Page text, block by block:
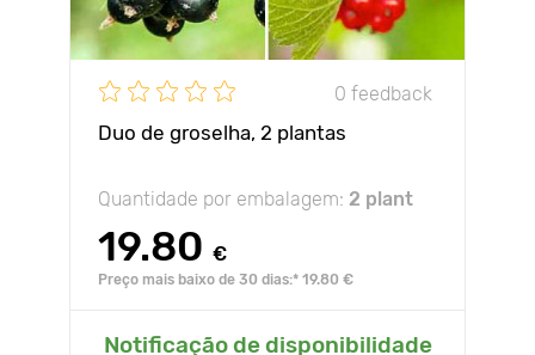
0 feedback
Duo de groselha, 2 plantas
Quantidade por embalagem: 2 plant
19.80 €
Preço mais baixo de 30 dias:* 19.80 €
Notificação de disponibilidade